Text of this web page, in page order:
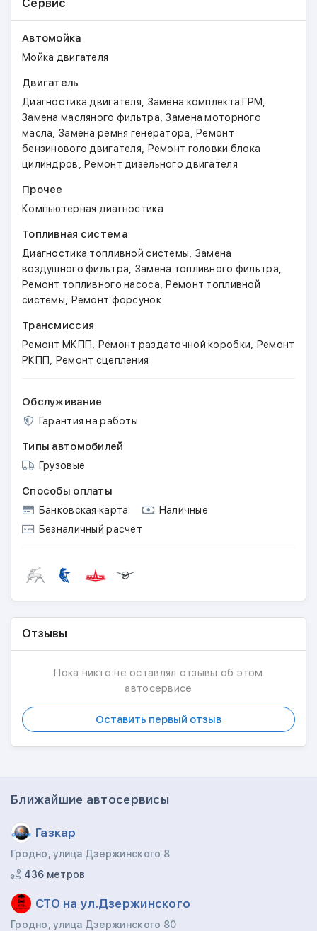
модификаций.
видов ТНВД и форсунок двигателей (ЕВРО-0,
ЕВРО-1, ЕВРО-2, ЕВРО-3) автомобилей МАЗ,
модификаций.
Диагностика систем электронного управления
дизельных и бензиновых двигателей
импортного и отечественного производства,
оборудованных электронными блоками
управления с системами питания COMMON
245.4353, Д 245.7Е3, Д 245.9Е3, Д 245.30Е3,
Д 245.35Е3, Д 260.5Е3, Д 260.11Е3, Д 260.12Е3)
фирмы Bosch. Чтение и стирание из памяти
ошибок бортовой системы диагностики.
Сервис
Автомойка
Мойка двигателя
Двигатель
Диагностика двигателя, Замена комплекта ГРМ,
Замена масляного фильтра,Замена моторного
масла,Замена ремня генератора,Ремонт
бензинового двигателя, Ремонт головки блока
цилиндров,Ремонт дизельного двигателя
Прочее
Компьютерная диагностика
Топливная система
Диагностика топливной системы, Замена
воздушного фильтра, Замена топливного фильтра,
Ремонт топливного насоса,Ремонт топливной
системы, Ремонт форсунок
Трансмиссия
Ремонт МКПП, Ремонт раздаточной коробки, Ремонт
РКПП, Ремонт сцепления
Обслуживание
Гарантия на работы
Типы автомобилей
Грузовые
Способы оплаты
Банковская карта
Наличные
Безналичный расчет
Отзывы
Пока никто не оставлял отзывы об этом
автосервисе
Оставить первый отзыв
Ближайшие автосервисы
Газкар
Гродно, улица Дзержинского 8
436 метров
СТО на ул.Дзержинского
Гродно, улица Дзержинского 80